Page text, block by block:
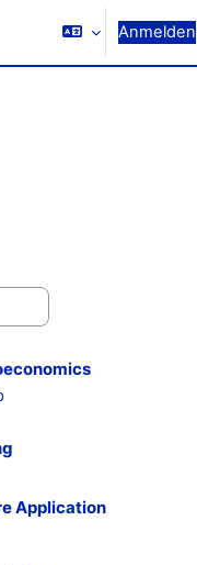
Anmelden
Application